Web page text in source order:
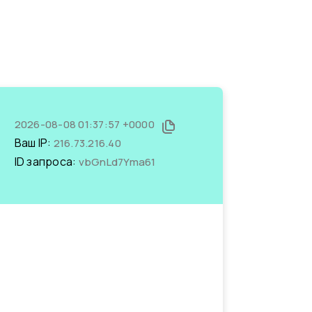
2026-08-08 01:37:57 +0000
Ваш IP: 216.73.216.40
ID запроса: vbGnLd7Yma61